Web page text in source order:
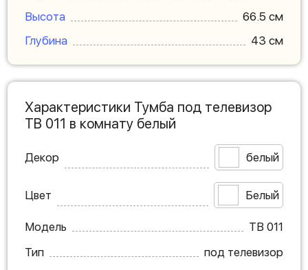
Высота
66.5 см
Глубина
43 см
Характеристики Тумба под телевизор
ТВ 011 в комнату белый
Декор белый
Цвет Белый
Модель
ТВ 011
Тип
под телевизор